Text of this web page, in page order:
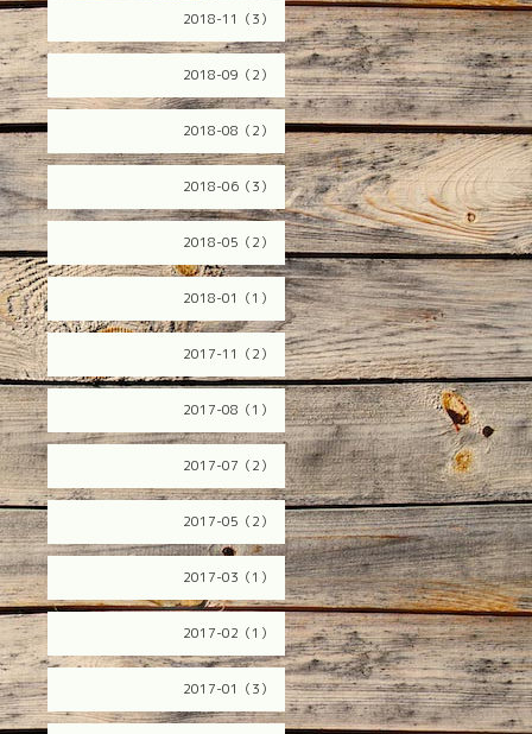
2018-11（3）
2018-09（2）
2018-08（2）
2018-06（3）
2018-05（2）
2018-01（1）
2017-11（2）
2017-08（1）
2017-07（2）
2017-05（2）
2017-03（1）
2017-02（1）
2017-01（3）